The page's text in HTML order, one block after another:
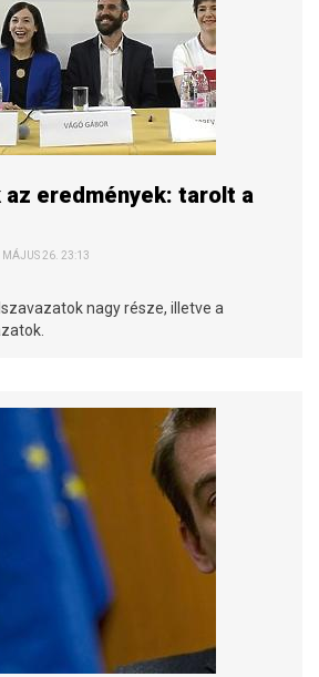
eredmények: tarolt a
MÁJUS 26. 23:13
nagy része, illetve a